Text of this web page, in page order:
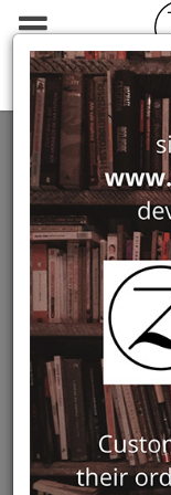
Search: Nurettin
SEARCH:
Filter